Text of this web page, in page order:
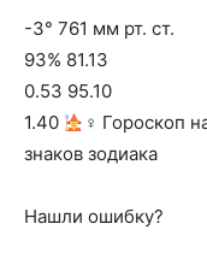
-3° 761 мм рт. ст.
93% 81.13
0.53 95.10
1.40
‍♀ Гороскоп
знаков зодиака
Нашли ошибку?